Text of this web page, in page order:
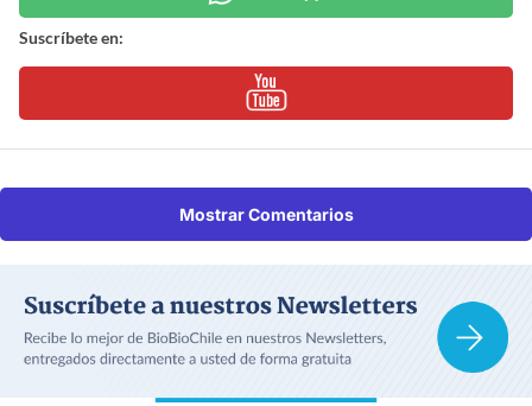
Suscríbete en:
Mostrar Comentarios